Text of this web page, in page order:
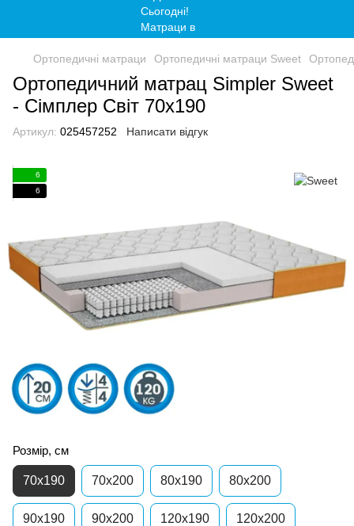
Ортопедичні матраци Ортопедичні матраци Sweet
Ортопедичний матрац Simpler Sweet
- Сімплер Світ 70x190
Артикул: 025457252 Написати відгук
6
6
Розмір, см
70x190 70x200 80x190 80x200
90x190 90x200 120x190 120x200